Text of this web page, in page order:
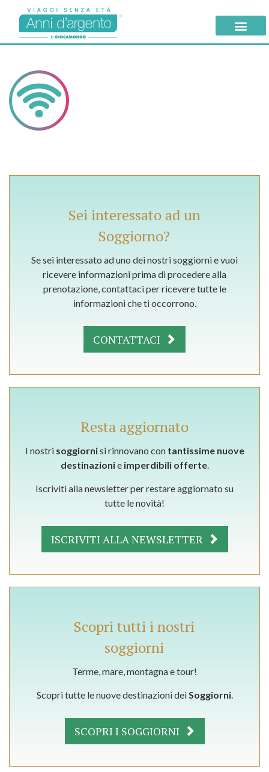
Sei interessato ad un
Soggiorno?
Se sei interessato ad uno dei nostri soggiorni e vuoi
ricevere informazioni prima di procedere alla
prenotazione, contattaci per ricevere tutte le
informazioni che ti occorrono.
CONTATTACI
Resta aggiornato
I nostri soggiornisi rinnovano con tantissime nuove
destinazionie imperdibili offerte.
Iscriviti alla newsletter per restare aggiornato su
tutte le novità!
ISCRIVITI ALLA NEWSLETTER
Scopri tutti i nostri
soggiorni
Terme, mare, montagna e tour!
Scopri tutte le nuove destinazioni deiSoggiorni.
SCOPRI I SOGGIORNI